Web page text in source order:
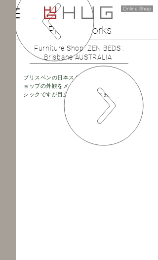
Online Shop
Project Works
Furniture Shop ZEN BEDS :
Brisbane AUSTRALIA
ブリスベンの日本スタイルなインテリアシ
ョップの外観をメインにリノベーション。
​シックですが目立つデザインにまとめた。